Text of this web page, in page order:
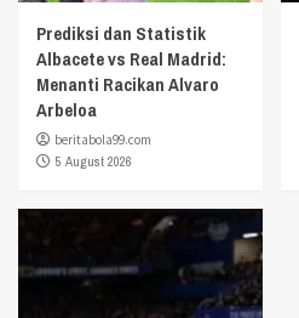
Prediksi dan Statistik
Albacete vs Real Madrid:
Menanti Racikan Alvaro
Arbeloa
beritabola99.com
5 August 2026